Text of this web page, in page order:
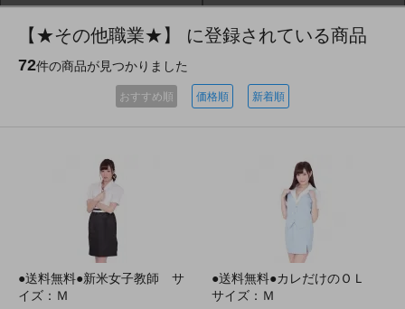
【★その他職業★】 に登録されている商品
72件の商品が見つかりました
おすすめ順 価格順 新着順
●送料無料●新米女子教師 サ
イズ：Ｍ
●送料無料●カレだけのＯＬ
サイズ：Ｍ